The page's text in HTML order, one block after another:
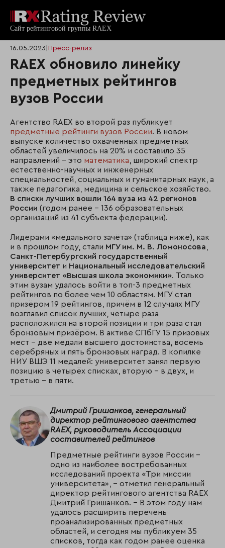
16.05.2023 Пресс-релиз
RAEX обновило линейку
предметных рейтингов
вузов России
Агентство RAEX во второй раз публикует
предметные рейтинги вузов России. В новом
выпуске количество охваченных предметных
областей увеличилось на 20% и составило 35
направлений – это математика , широкий спектр
естественно-научных и инженерных
специальностей, социальных и гуманитарных наук, а
также педагогика, медицина и сельское хозяйство.
В списки лучших вошли 164 вуза из 42 регионов
России (годом ранее – 136 образовательных
организаций из 41 субъекта федерации).
Лидерами «медального зачёта» (таблица ниже), как
и в прошлом году, стали МГУ им. М. В. Ломоносова
Санкт-Петербургский государственный
университет и Национальный исследовательский
университет «Высшая школа экономики». Только
этим вузам удалось войти в топ-3 предметных
рейтингов по более чем 10 областям. МГУ стал
призёром 19 рейтингов, причём в 12 случаях МГУ
возглавил список лучших, четыре раза
расположился на второй позиции и три раза стал
бронзовым призёром. В активе СПбГУ 15 призовых
мест – две медали высшего достоинства, восемь
серебряных и пять бронзовых наград. В копилке
НИУ ВШЭ 11 медалей: университет занял первую
позицию в четырёх списках, вторую – в двух, и
третью – в пяти.
Дмитрий Гришанков, генеральный
директор рейтингового агентства
RAEX, руководитель Ассоциации
составителей рейтингов
Предметные рейтинги вузов России –
одно из наиболее востребованных
исследований проекта «Три миссии
университета», – отметил генеральный
директор рейтингового агентства RAEX
Дмитрий Гришанков. – В этом году нам
удалось расширить перечень
проанализированных предметных
областей, и сегодня мы публикуем 35
списков, тогда как годом ранее оценка